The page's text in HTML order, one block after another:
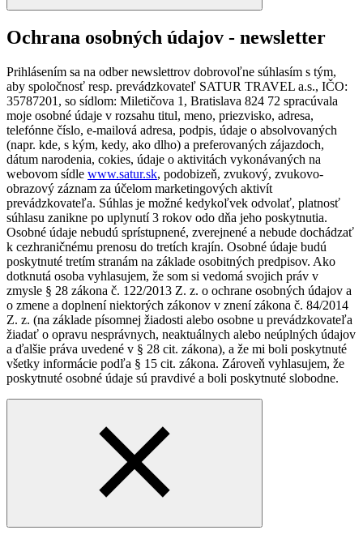
Ochrana osobných údajov - newsletter
Prihlásením sa na odber newslettrov dobrovoľne súhlasím s tým,
aby spoločnosť resp. prevádzkovateľ SATUR TRAVEL a.s., IČO:
35787201, so sídlom: Miletičova 1, Bratislava 824 72 spracúvala
moje osobné údaje v rozsahu titul, meno, priezvisko, adresa,
telefónne číslo, e-mailová adresa, podpis, údaje o absolvovaných
(napr. kde, s kým, kedy, ako dlho) a preferovaných zájazdoch,
dátum narodenia, cokies, údaje o aktivitách vykonávaných na
webovom sídle www.satur.sk, podobizeň, zvukový, zvukovo-
obrazový záznam za účelom marketingových aktivít
prevádzkovateľa. Súhlas je možné kedykoľvek odvolať, platnosť
súhlasu zanikne po uplynutí 3 rokov odo dňa jeho poskytnutia.
Osobné údaje nebudú sprístupnené, zverejnené a nebude dochádzať
k cezhraničnému prenosu do tretích krajín. Osobné údaje budú
poskytnuté tretím stranám na základe osobitných predpisov. Ako
dotknutá osoba vyhlasujem, že som si vedomá svojich práv v
zmysle § 28 zákona č. 122/2013 Z. z. o ochrane osobných údajov a
o zmene a doplnení niektorých zákonov v znení zákona č. 84/2014
Z. z. (na základe písomnej žiadosti alebo osobne u prevádzkovateľa
žiadať o opravu nesprávnych, neaktuálnych alebo neúplných údajov
a ďalšie práva uvedené v § 28 cit. zákona), a že mi boli poskytnuté
všetky informácie podľa § 15 cit. zákona. Zároveň vyhlasujem, že
poskytnuté osobné údaje sú pravdivé a boli poskytnuté slobodne.